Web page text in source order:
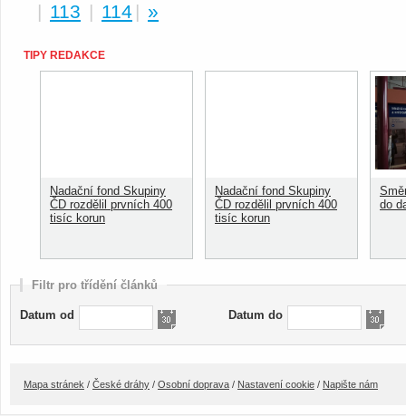
| 113 | 114 | »
TIPY REDAKCE
Nadační fond Skupiny
ČD rozdělil prvních 400
tisíc korun
Nadační fond Skupiny
ČD rozdělil prvních 400
tisíc korun
do
Filtr pro třídění článků
Datum od Datum do
Mapa stránek / České dráhy / Osobní doprava / Nastavení cookie / Napište nám